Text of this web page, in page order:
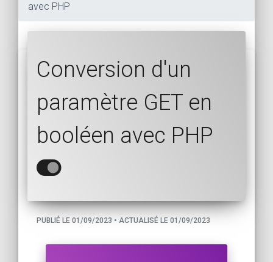
avec PHP
Conversion d'un
paramètre GET en
booléen avec PHP
PUBLIÉ LE 01/09/2023 • ACTUALISÉ LE 01/09/2023